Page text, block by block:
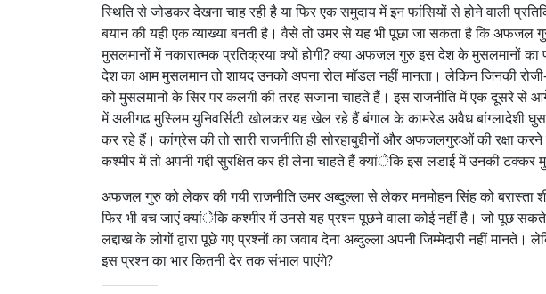
स्थिति से जोडकर देखना चाह रही है या फिर एक समुदाय में इन फांसियों से होने वाली
बयान की यही एक व्याख्या बनती है। वैसे तो उमर से यह भी पूछा जा सकता है कि अफजल
मुसलमानों में नकारात्मक प्रतिक्रया क्यों होगी? क्या अफजल गुरु इस देश के मुसलमानों का
देश का आम मुसलमान तो शायद उनको अपना रोल मॉडल नहीं मानता। लेकिन जिनकी
को मुसलमानों के सिर पर कलगी की तरह सजाना चाहते हैं। इस राजनीति में एक दूसरे से
में अलीगढ मुस्लिम युनिवर्सिटी खोलकर यह खेल रहे हैं बंगाल के कामरेड अवैध बांग्लादेशी
कर रहे हैं। कांग्रेस की तो सारी राजनीति ही सोरहाबुद्दीनों और अफजलगुरुओं की रक्षा
कश्मीर में तो अपनी गद्दी सुरक्षित कर ही लेना चाहते हैं क्यांेकि इस लडाई में उनकी टक्कर
अफजल गुरु को लेकर की गयी राजनीति उमर अब्दुल्ला से लेकर मनमोहन सिंह को बरास्ता
फिर भी बच जाएं क्यांेकि कश्मीर में उनसे यह प्रश्न पूछने वाला कोई नहीं है। जो पूछ सकते
लद्दाख के लोगों द्वारा पूछे गए प्रश्नों का जवाब देना अब्दुल्ला अपनी जिम्मेदारी नहीं
इस प्रश्न का भार कितनी देर तक संभाल पाएंगे?